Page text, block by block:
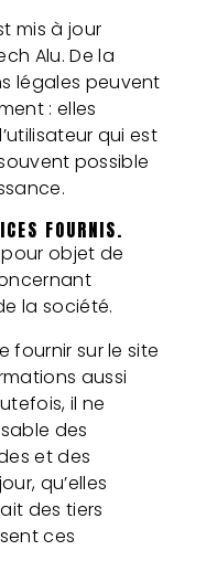
mis à jour
Alu. De la
légales peuvent
: elles
qui est
possible
FOURNIS.
objet de
la société.
fournir sur le site
aussi
il ne
des
et des
qu’elles
des tiers
ces